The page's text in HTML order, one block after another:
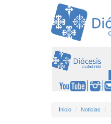
Inicio Noticias